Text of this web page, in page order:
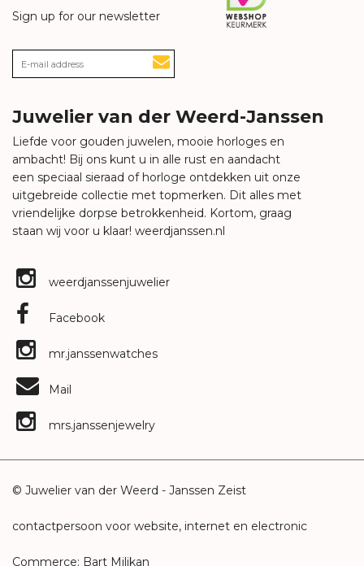
Sign up for our newsletter
Juwelier van der Weerd-Janssen
Liefde voor gouden juwelen, mooie horloges en
ambacht! Bij ons kunt u in alle rust en aandacht
een speciaal sieraad of horloge ontdekken uit onze
uitgebreide collectie met topmerken. Dit alles met
vriendelijke dorpse betrokkenheid. Kortom, graag
staan wij voor u klaar! weerdjanssen.nl
weerdjanssenjuwelier
Facebook
mr.janssenwatches
Mail
mrs.janssenjewelry
© Juwelier van der Weerd - Janssen Zeist
contactpersoon voor website, internet en electronic
Commerce: Bart Milikan